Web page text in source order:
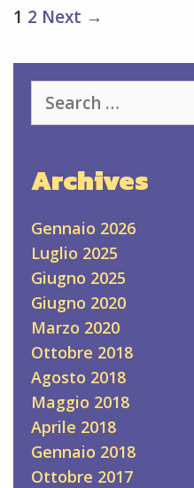
Post
1 2 Next →
for:
Archives
Gennaio 2026
Luglio 2025
Giugno 2025
Giugno 2020
Marzo 2020
Ottobre 2018
Agosto 2018
Maggio 2018
Aprile 2018
Gennaio 2018
Ottobre 2017